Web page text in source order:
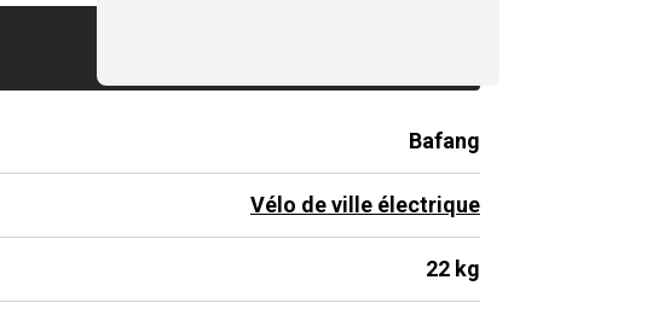
Bafang
Vélo de ville électrique
22 kg